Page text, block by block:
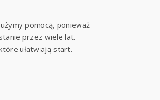
pomocą, ponieważ
przez wiele lat.
ułatwiają start.